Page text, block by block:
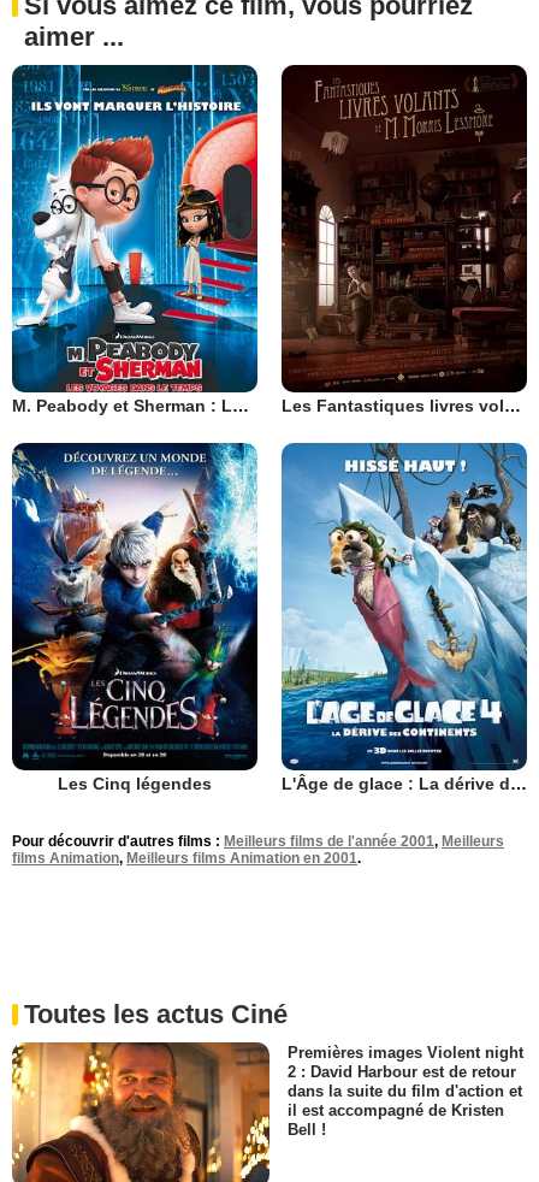
aimer ...
M. Peabody et Sherman : Les Voyages dans le temps Les Fantastiques livres volants de M. Morris Lessmore
Les Cinq légendes L'Âge de glace : La dérive des continents
Pour découvrir d'autres films : Meilleurs films de l'année 2001, Meilleurs
films Animation, Meilleurs films Animation en 2001.
Toutes les actus Ciné
Premières images Violent night
2 : David Harbour est de retour
dans la suite du film d'action et
il est accompagné de Kristen
Bell !